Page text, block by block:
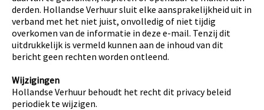
derden. Hollandse Verhuur sluit elke aansprakelijkheid uit in
verband met het niet juist, onvolledig of niet tijdig
overkomen van de informatie in deze e-mail. Tenzij dit
uitdrukkelijk is vermeld kunnen aan de inhoud van dit
bericht geen rechten worden ontleend.
Wijzigingen
Hollandse Verhuur behoudt het recht dit privacy beleid
periodiek te wijzigen.